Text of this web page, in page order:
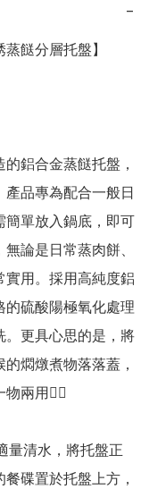
−
餸分層托盤】
鋁合金蒸餸托盤，
品專為配合一般日
簡單放入鍋底，即可
論是日常蒸肉餅、
用。採用高純度鋁
硫酸陽極氧化處理
。更具心思的是，將
燜燉煮物落落蓋，
兩用👍🏻
量清水，將托盤正
碟置於托盤上方，